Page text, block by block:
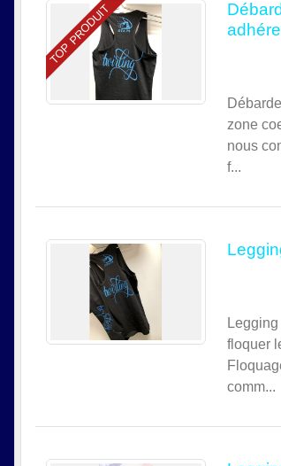
TOP PRODUIT
zone
nous
f...
floquer
comm...